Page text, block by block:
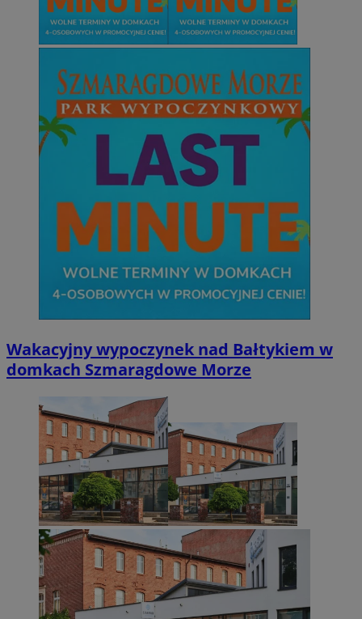
Wakacyjny wypoczynek nad Bałtykiem w
domkach Szmaragdowe Morze